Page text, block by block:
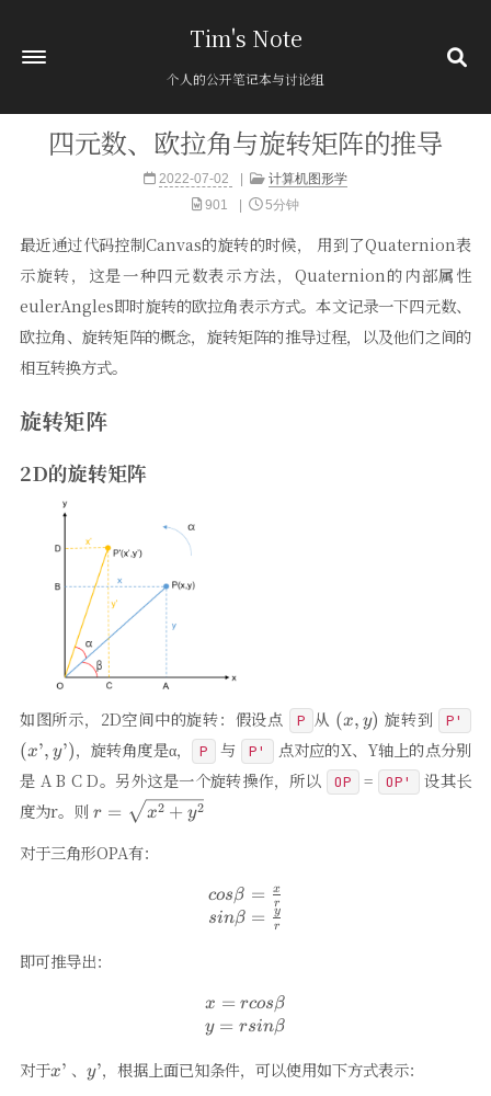
Tim's Note
个人的公开笔记本与讨论组
首页
分类 12
友链
粘贴板
四元数、欧拉角与旋转矩阵的推导
2022-07-02
计算机图形学
901
5分钟
最近通过代码控制Canvas的旋转的时候， 用到了Quaternion表
示旋转，这是一种四元数表示方法，Quaternion的内部属性
eulerAngles即时旋转的欧拉角表示方式。本文记录一下四元数、
欧拉角、旋转矩阵的概念，旋转矩阵的推导过程，以及他们之间的
相互转换方式。
旋转矩阵
2D的旋转矩阵
如图所示，2D空间中的旋转：假设点 P 从 (x,
y)
(x, y) 旋转到 P'
(x’, y’)，旋转角度是α， P 与 P'
点对应的X、Y轴上的点分别
是 A B C D。另外这是一个旋转操作，所以
OP = OP'
设其长
度为r。则r=\sqrt{x^{2}+y^{2}}
r = x2 + y2
对于三角形OPA有：
\begin{matrix}
cosβ = r
x
sinβ = r
y
即可推导出：
\begin{matrix}
x = rcosβ
y = rsinβ
对于x’
x’ 、 y’
y’，根据上面已知条件，可以使用如下方式表示：